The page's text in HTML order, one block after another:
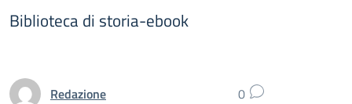
Biblioteca di storia-ebook
Redazione 0